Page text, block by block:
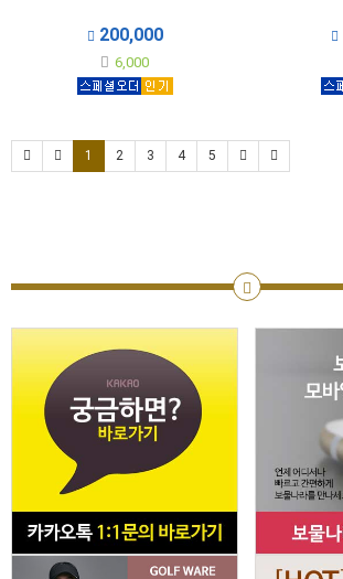
200,000
6,000
1 2 3 4 5